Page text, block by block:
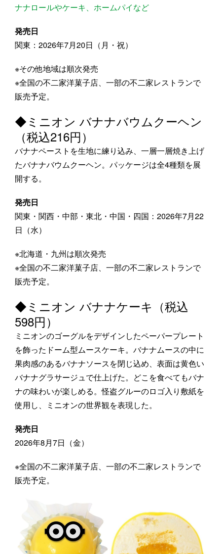
ナナロールやケーキ、ホームパイなど
発売日
関東：2026年7月20日（月・祝）
※その他地域は順次発売
※全国の不二家洋菓子店、一部の不二家レストランで
販売予定。
◆ミニオン バナナバウムクーヘン
（税込216円）
バナナペーストを生地に練り込み、一層一層焼き上げ
たバナナバウムクーヘン。パッケージは全4種類を展
開する。
発売日
関東・関西・中部・東北・中国・四国：2026年7月22
日（水）
※北海道・九州は順次発売
※全国の不二家洋菓子店、一部の不二家レストランで
販売予定。
◆ミニオン バナナケーキ（税込
598円）
ミニオンのゴーグルをデザインしたペーパープレート
を飾ったドーム型ムースケーキ。バナナムースの中に
果肉感のあるバナナソースを閉じ込め、表面は黄色い
バナナグラサージュで仕上げた。どこを食べてもバナ
ナの味わいが楽しめる。怪盗グルーのロゴ入り敷紙を
使用し、ミニオンの世界観を表現した。
発売日
2026年8月7日（金）
※全国の不二家洋菓子店、一部の不二家レストランで
販売予定。